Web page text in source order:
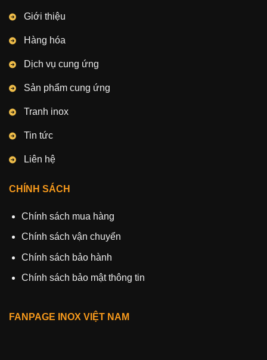
Giới thiệu
Hàng hóa
Dịch vụ cung ứng
Sản phẩm cung ứng
Tranh inox
Tin tức
Liên hệ
CHÍNH SÁCH
Chính sách mua hàng
Chính sách vận chuyển
Chính sách bảo hành
Chính sách bảo mật thông tin
FANPAGE INOX VIỆT NAM